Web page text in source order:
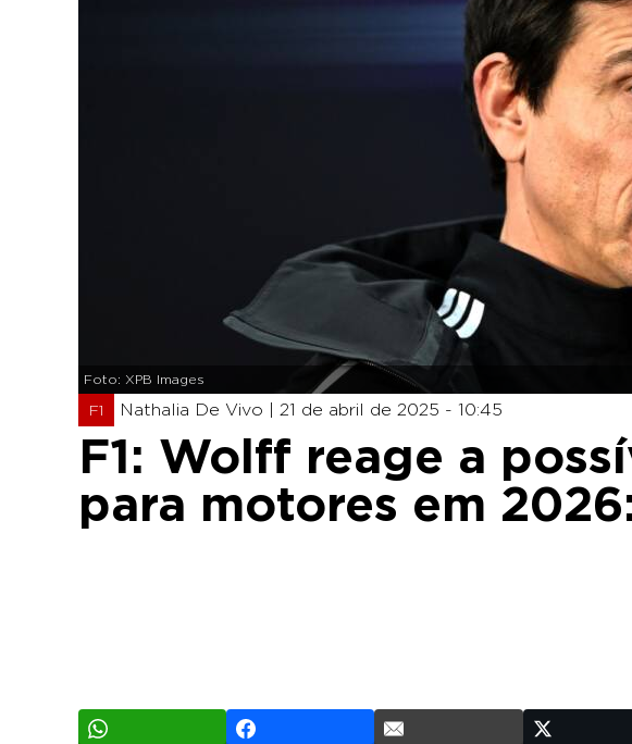
Foto: XPB Images
F1 Nathalia De Vivo | 21 de abril de 2025 - 10:45
F1: Wolff reage a
para motores em